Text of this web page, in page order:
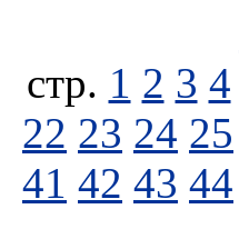
стp. 1 2 3 4
22 23 24 25
41 42 43 44